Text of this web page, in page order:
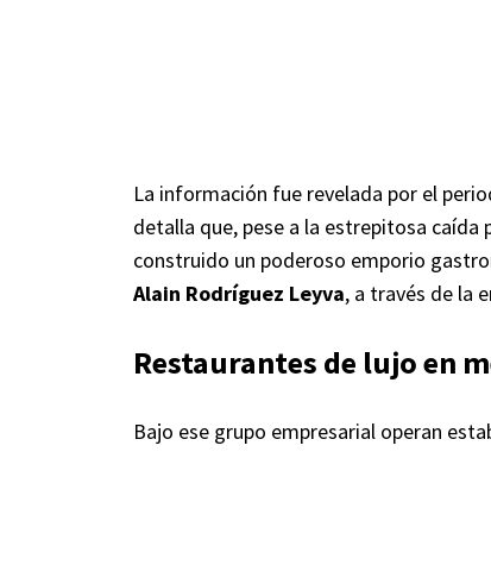
La información fue revelada por el
detalla que, pese a la estrepitosa caída
construido un poderoso emporio
Alain Rodríguez Leyva, a través de la
Restaurantes de lujo en
Bajo ese grupo empresarial operan